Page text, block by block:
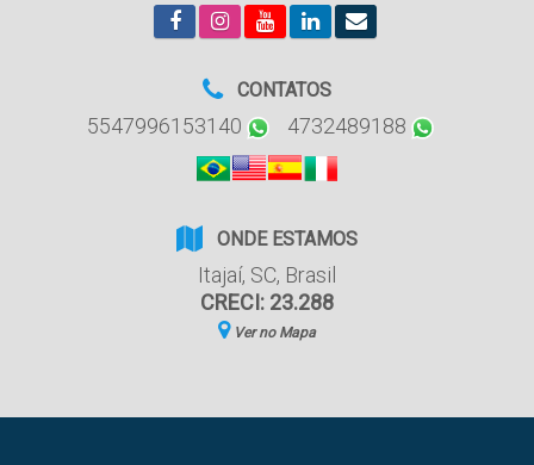
CONTATOS
5547996153140 4732489188
ONDE ESTAMOS
Itajaí, SC, Brasil
CRECI: 23.288
Ver no Mapa